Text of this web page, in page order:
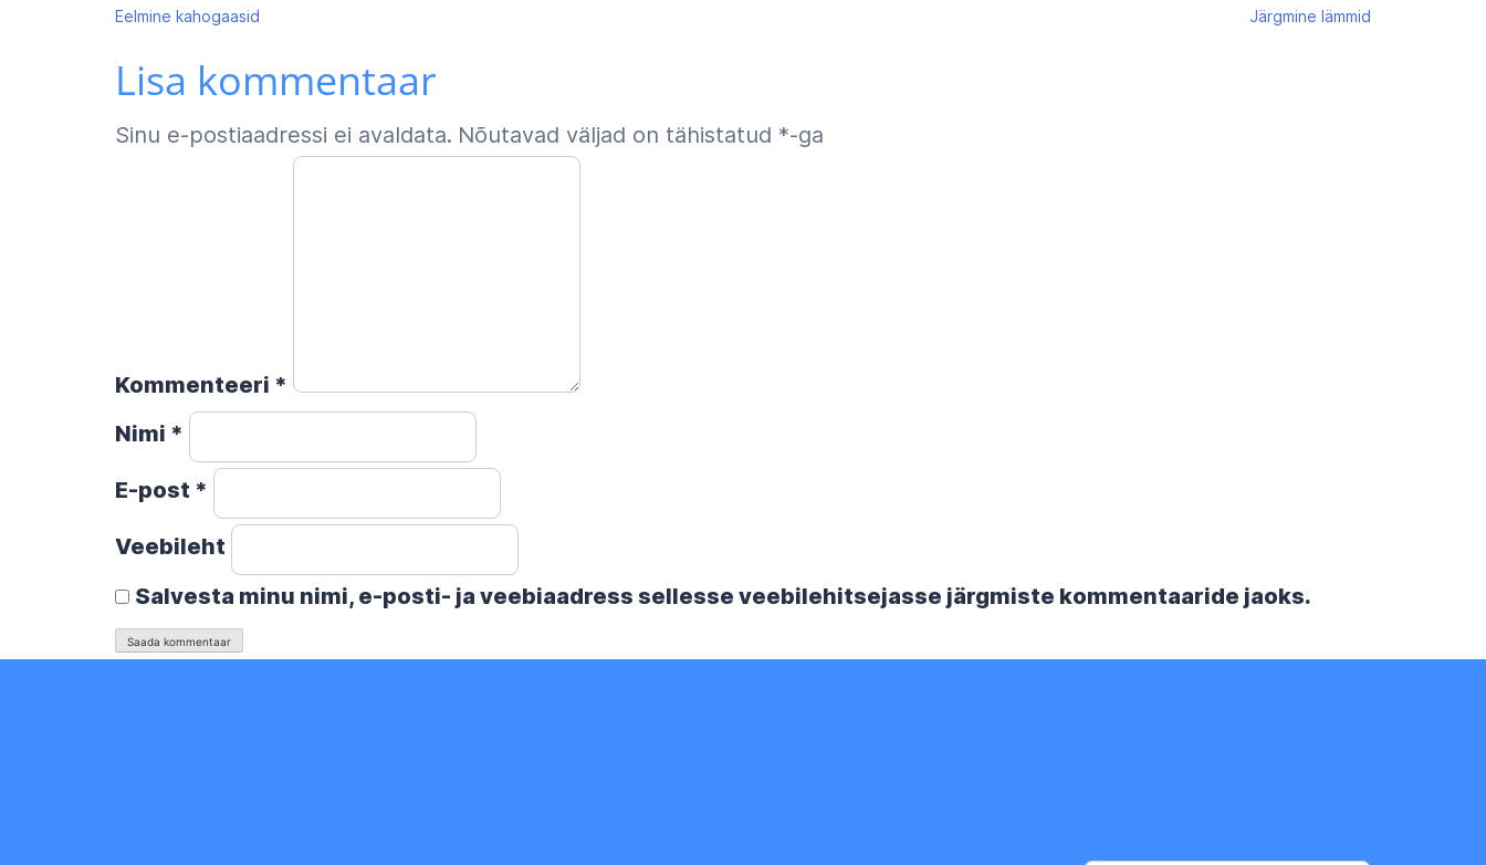
Navigeerimine
Eelmine kahogaasid Järgmine lämmid
Lisa kommentaar
Sinu e-postiaadressi ei avaldata. Nõutavad väljad on tähistatud *-ga
Kommenteeri *
Nimi *
E-post *
Veebileht
Salvesta minu nimi, e-posti- ja veebiaadress sellesse veebilehitsejasse järgmiste kommentaaride jaoks.